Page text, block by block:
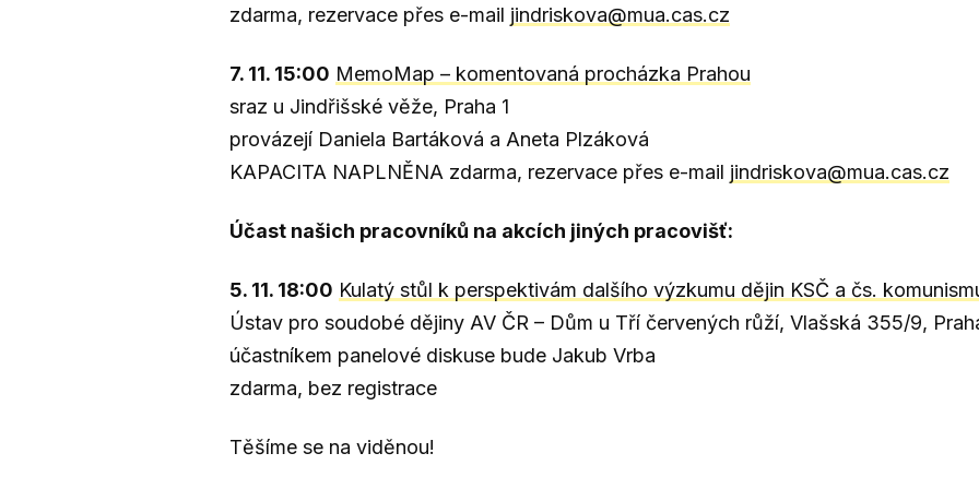
zdarma, rezervace přes e-mail jindriskova@mua.cas.cz
7. 11. 15:00 MemoMap – komentovaná procházka Prahou
sraz u Jindřišské věže, Praha 1
provázejí Daniela Bartáková a Aneta Plzáková
KAPACITA NAPLNĚNA zdarma, rezervace přes e-mail jindriskova@mua.cas.cz
Účast našich pracovníků na akcích jiných pracovišť:
5. 11. 18:00 Kulatý stůl k perspektivám dalšího výzkumu dějin KSČ a čs.
Ústav pro soudobé dějiny AV ČR – Dům u Tří červených růží, Vlašská 355/9,
účastníkem panelové diskuse bude Jakub Vrba
zdarma, bez registrace
Těšíme se na viděnou!